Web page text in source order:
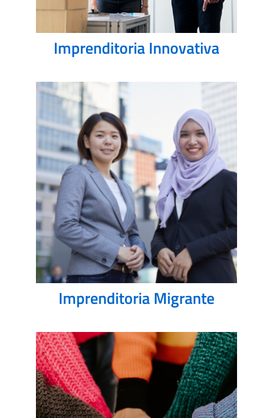
Imprenditoria Innovativa
Imprenditoria Migrante